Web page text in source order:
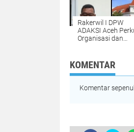
Rakerwil I DPW
ADAKSI Aceh
Organisasi dan
KOMENTAR
Komentar